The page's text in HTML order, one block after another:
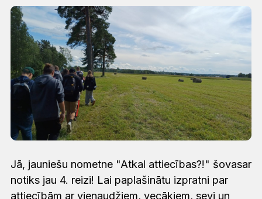
Jā, jauniešu nometne "Atkal attiecības?!" šovasar
notiks jau 4. reizi! Lai paplašinātu izpratni par
attiecībām ar vienaudžiem, vecākiem, sevi un